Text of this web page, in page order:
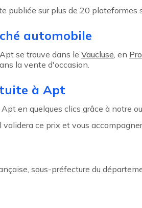
publiée sur plus de 20
automobile
se trouve dans le Vaucluse, en
la vente d'occasion.
à Apt
en quelques clics grâce à notre
ce prix et vous
sous-préfecture du